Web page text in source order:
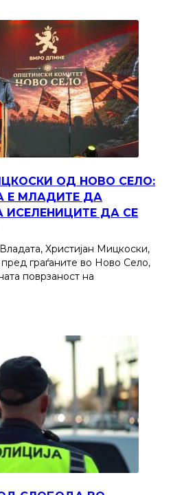
ОД НОВО СЕЛО:
Е МЛАДИТЕ ДА
ИСЕЛЕНИЦИТЕ ДА СЕ
Христијан Мицкоски,
граѓаните во Ново Село,
поврзаност на